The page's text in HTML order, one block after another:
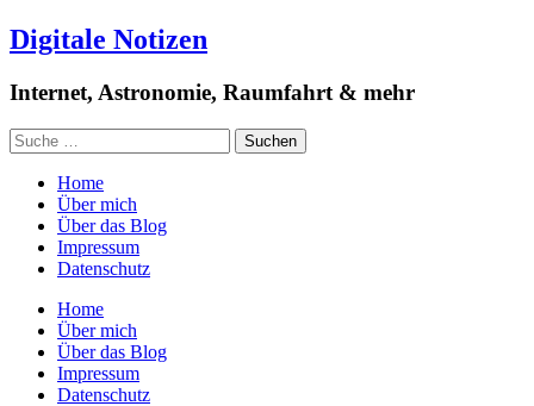
Digitale Notizen
Internet, Astronomie, Raumfahrt & mehr
Home
Über mich
Über das Blog
Impressum
Datenschutz
Home
Über mich
Über das Blog
Impressum
Datenschutz